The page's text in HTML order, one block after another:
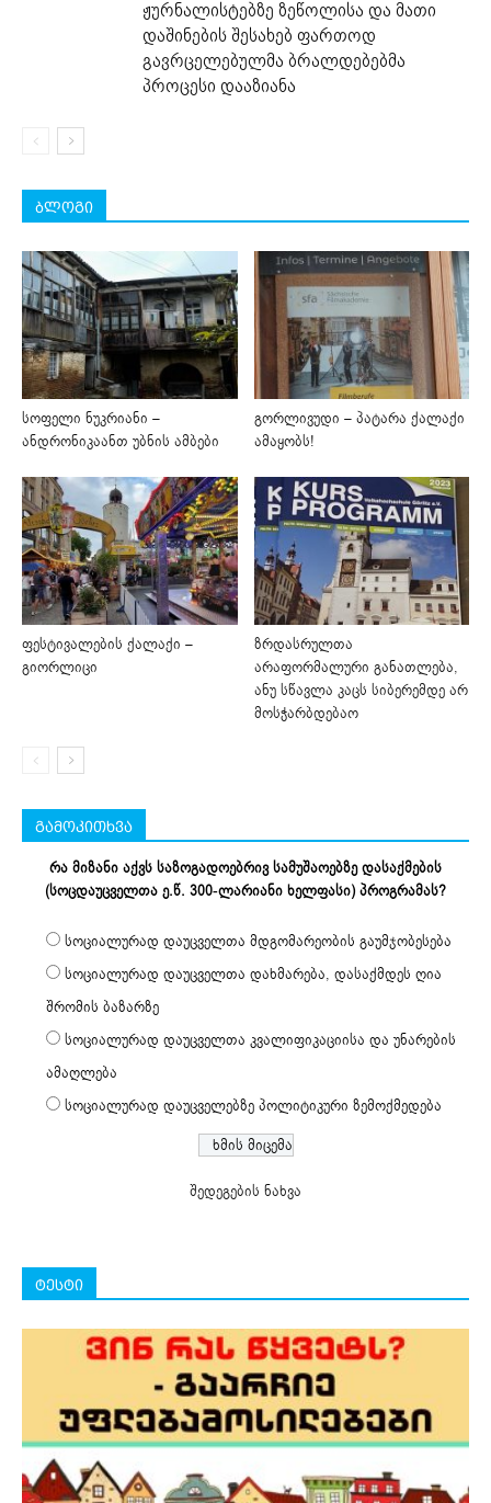
ჟურნალისტებზე ზეწოლისა და მათი
დაშინების შესახებ ფართოდ
გავრცელებულმა ბრალდებებმა
პროცესი დააზიანა
ბლოგი
სოფელი ნუკრიანი –
ანდრონიკაანთ უბნის ამბები
გორლივუდი – პატარა ქალაქი
ამაყობს!
ფესტივალების ქალაქი –
გიორლიცი
ზრდასრულთა
არაფორმალური განათლება,
ანუ სწავლა კაცს სიბერემდე არ
მოსჭარბდებაო
გამოკითხვა
რა მიზანი აქვს საზოგადოებრივ სამუშაოებზე დასაქმების
(სოცდაუცველთა ე.წ. 300-ლარიანი ხელფასი) პროგრამას?
სოციალურად დაუცველთა მდგომარეობის გაუმჯობესება
სოციალურად დაუცველთა დახმარება, დასაქმდეს ღია
შრომის ბაზარზე
სოციალურად დაუცველთა კვალიფიკაციისა და უნარების
ამაღლება
სოციალურად დაუცველებზე პოლიტიკური ზემოქმედება
შედეგების ნახვა
ტესტი